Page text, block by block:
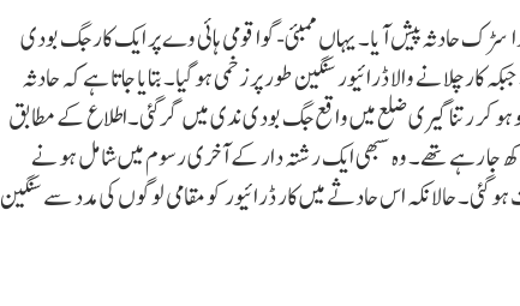
سڑک حادثہ پیش آیا۔ یہاں ممبئی-گوا قومی ہائی وے پر ایک کار جگ بودی
کی خبر ہے۔ جبکہ کار چلانے والا ڈرائیور سنگین طور پر زخمی ہو گیا۔ بتایا جاتا ہے کہ حادثہ
کر رتنا گیری ضلع میں واقع جگ بودی ندی میں گر گئی۔اطلاع کے مطابق
جا رہے تھے۔ وہ سبھی ایک رشتہ دار کے آخری رسوم میں شامل ہونے
حالانکہ اس حادثے میں کار ڈرائیور کو مقامی لوگوں کی مدد سے سنگین